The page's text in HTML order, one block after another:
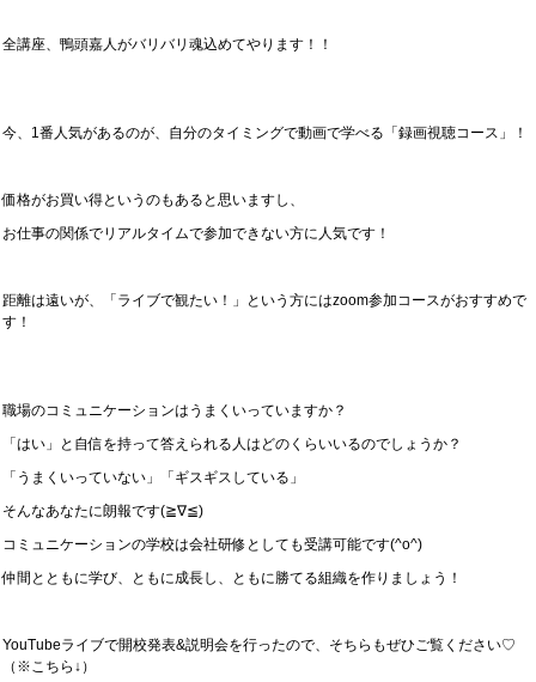
全講座、鴨頭嘉人がバリバリ魂込めてやります！！
今、1番人気があるのが、 自分のタイミングで動画で学べる「録画視聴コース」！
価格がお買い得というのもあると思いますし、
お仕事の関係でリアルタイムで参加できない方に人気です！
距離は遠いが、「ライブで観たい！」という方にはzoom参加コースがおすすめで
す！
職場のコミュニケーションはうまくいっていますか？
「はい」と自信を持って答えられる人はどのくらいいるのでしょうか？
「うまくいっていない」「ギスギスしている」
そんなあなたに朗報です(≧∇≦)
コミュニケーションの学校は会社研修としても受講可能です(^o^)
仲間とともに学び、ともに成長し、ともに勝てる組織を作りましょう！
YouTubeライブで開校発表&説明会を行ったので、そちらもぜひご覧ください♡
（※こちら↓）